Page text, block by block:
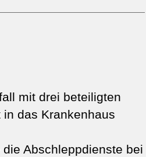
mit drei beteiligten
das Krankenhaus
Abschleppdienste bei